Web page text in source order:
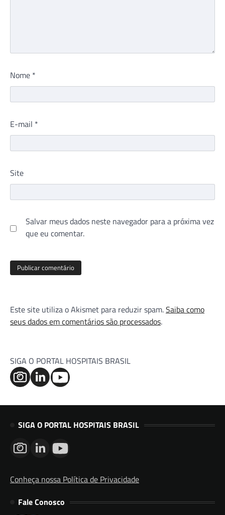
Nome *
E-mail *
Site
Salvar meus dados neste navegador para a próxima vez
que eu comentar.
Este site utiliza o Akismet para reduzir spam.Saiba como
seus dados em comentários são processados.
SIGA O PORTAL HOSPITAIS BRASIL
SIGA O PORTAL HOSPITAIS BRASIL
Conheça nossa Política de Privacidade
Fale Conosco